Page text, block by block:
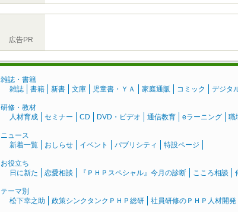
広告PR
雑誌・書籍
雑誌
書籍 新書 文庫 児童書・ＹＡ 家庭通販 コミック デジタ
研修・教材
人材育成
セミナー CD DVD・ビデオ 通信教育 eラーニング 職
ニュース
新着一覧
おしらせ イベント パブリシティ 特設ページ
お役立ち
日に新た
恋愛相談 『ＰＨＰスペシャル』今月の診断 こころ相談
テーマ別
松下幸之助
政策シンクタンクＰＨＰ総研 社員研修のＰＨＰ人材開発